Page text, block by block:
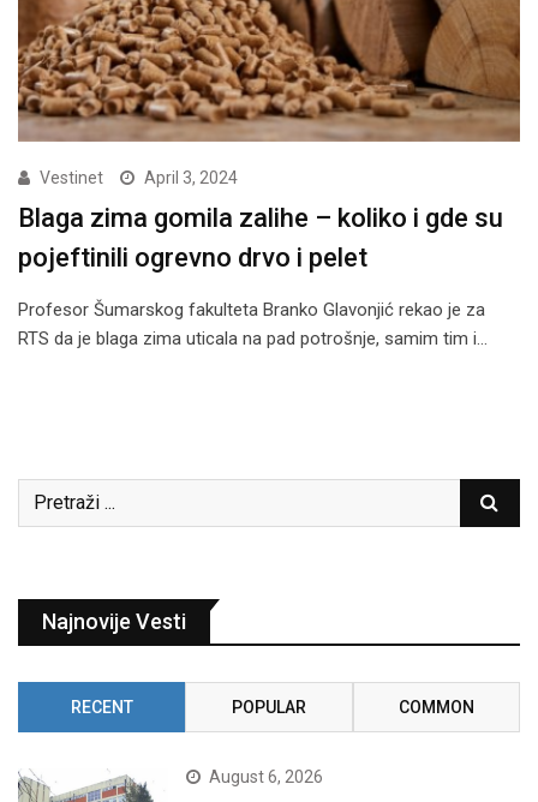
Vestinet April 3, 2024
Blaga zima gomila zalihe – koliko i gde su
pojeftinili ogrevno drvo i pelet
Profesor Šumarskog fakulteta Branko Glavonjić rekao je za
RTS da je blaga zima uticala na pad potrošnje, samim tim i…
Najnovije Vesti
RECENT POPULAR COMMON
August 6, 2026